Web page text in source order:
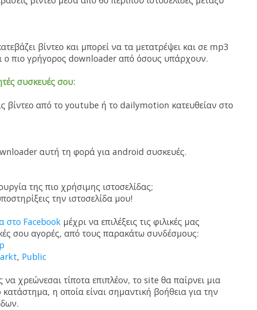
βίντεο και μπορεί να τα μετατρέψει και σε mp3
ο πιο γρήγορος downloader από όσους υπάρχουν.
συσκευές σου:
βίντεο από το youtube ή το dailymotion κατευθείαν στο
αυτή τη φορά για android συσκευές.
της πιο χρήσιμης ιστοσελίδας;
την ιστοσελίδα μου!
στο Facebook μέχρι να επιλέξεις τις φιλικές μας
σου αγορές, από τους παρακάτω συνδέσμους:
, Public
χρεώνεσαι τίποτα επιπλέον, το site θα παίρνει μια
η οποία είναι σημαντική βοήθεια για την